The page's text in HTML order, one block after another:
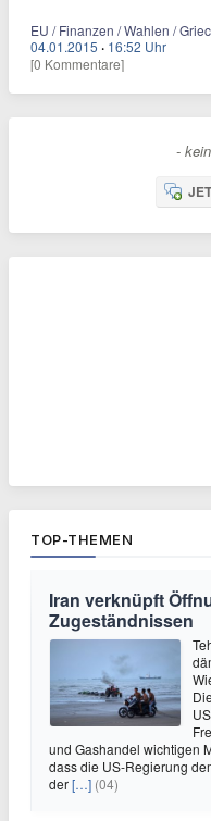
EU / Finanzen / Wahlen /
04.01.2015 · 16:52 Uhr
[0 Kommentare]
-
TOP-THEMEN
Iran verknüpft
Zugeständnissen
und Gashandel wichtigen
dass die US-Regierung
der[…] (04)